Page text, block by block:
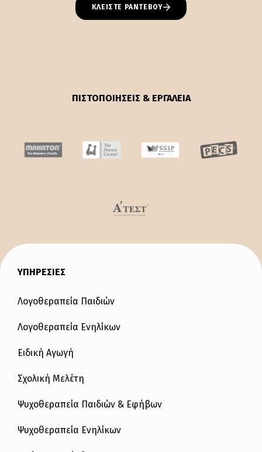
ΚΛΕΙΣΤΕ ΡΑΝΤΕΒΟΥ
ΠΙΣΤΟΠΟΙΗΣΕΙΣ & ΕΡΓΑΛΕΙΑ
ΥΠΗΡΕΣΙΕΣ
Λογοθεραπεία Παιδιών
Λογοθεραπεία Ενηλίκων
Ειδική Αγωγή
Σχολική Μελέτη
Ψυχοθεραπεία Παιδιών & Εφήβων
Ψυχοθεραπεία Ενηλίκων